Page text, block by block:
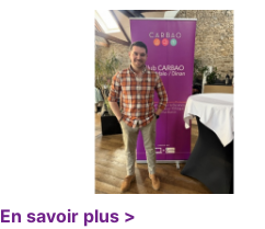
En savoir plus >